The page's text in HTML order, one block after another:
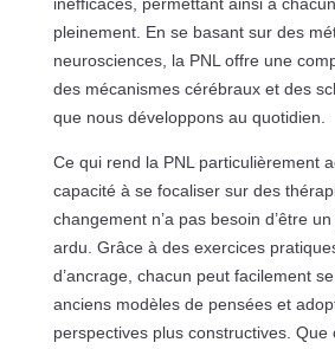
pleinement. En se basant sur des
neurosciences, la PNL offre une
des mécanismes cérébraux et des
que nous développons au quotidien.
Ce qui rend la PNL particulièrement
capacité à se focaliser sur des
changement n’a pas besoin d’être
ardu. Grâce à des exercices
d’ancrage, chacun peut facilement
anciens modèles de pensées et
perspectives plus constructives. Que